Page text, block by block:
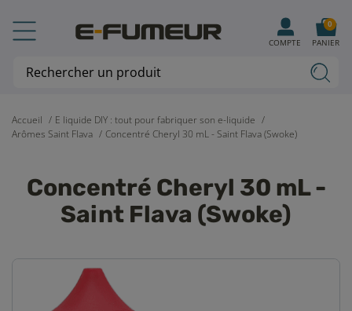
Accueil
E liquide DIY : tout pour fabriquer son e-liquide
Arômes Saint Flava
Concentré Cheryl 30 mL - Saint Flava (Swoke)
Concentré Cheryl 30 mL -
Saint Flava (Swoke)
COMPTE PANIER
0